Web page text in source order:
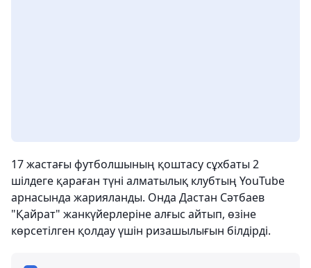
17 жастағы футболшының қоштасу сұхбаты 2
шілдеге қараған түні алматылық клубтың YouTube
арнасында жарияланды. Онда Дастан Сәтбаев
"Қайрат" жанкүйерлеріне алғыс айтып, өзіне
көрсетілген қолдау үшін ризашылығын білдірді.